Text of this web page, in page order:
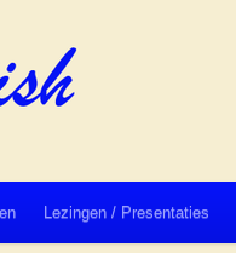
Lezingen / Presentaties